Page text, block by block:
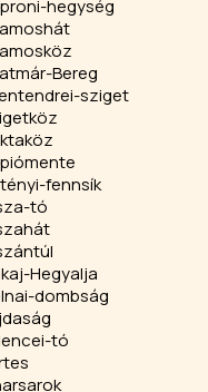
hegység
Bereg
sziget
fennsík
tó
Hegyalja
dombság
tó